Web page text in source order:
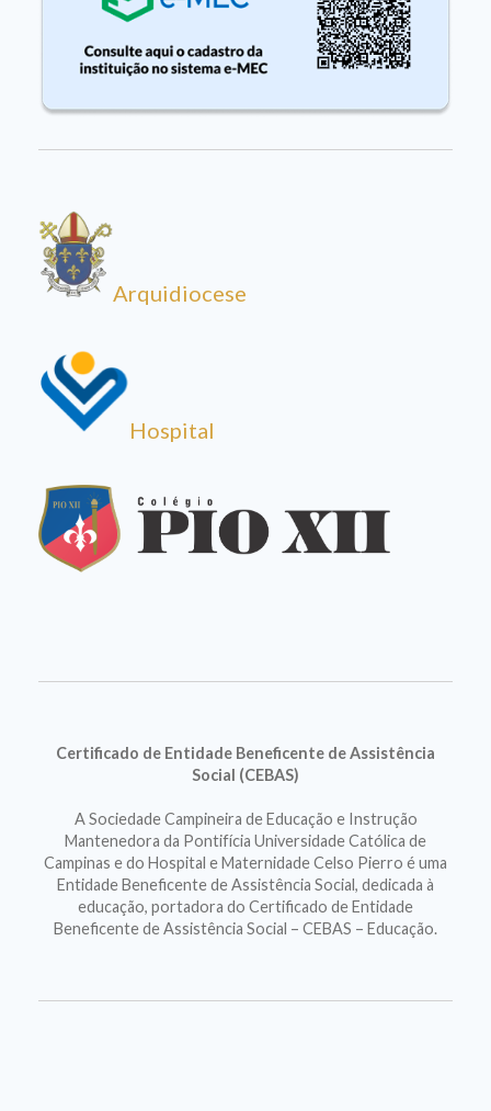
Arquidiocese
Hospital
Certificado de Entidade Beneficente de Assistência
Social (CEBAS)
A Sociedade Campineira de Educação e Instrução
Mantenedora da Pontifícia Universidade Católica de
Campinas e do Hospital e Maternidade Celso Pierro é uma
Entidade Beneficente de Assistência Social, dedicada à
educação, portadora do Certificado de Entidade
Beneficente de Assistência Social – CEBAS – Educação.